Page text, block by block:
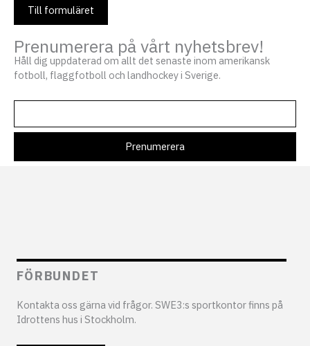
Till formuläret
Prenumerera på vårt nyhetsbrev!
Håll dig uppdaterad om allt det senaste inom amerikansk
fotboll, flaggfotboll och landhockey i Sverige.
FÖRBUNDET
Kontakta oss gärna vid frågor. SWE3:s sportkontor finns på
Idrottens hus i Stockholm.